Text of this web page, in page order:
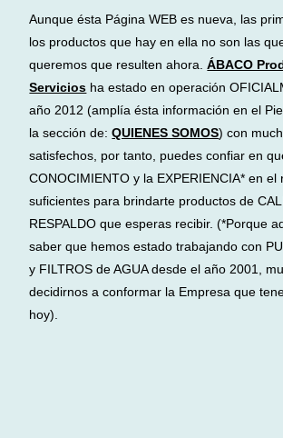
Aunque ésta Página WEB es nueva, las
los productos que hay en ella no son las
queremos que resulten ahora.ÁBACO
Servicios ha estado en operación
año 2012 (amplía ésta información en el
la sección de:QUIENES SOMOS) con
satisfechos, por tanto, puedes confiar en
CONOCIMIENTO y la EXPERIENCIA* en el
suficientes para brindarte productos de
RESPALDO que esperas recibir. (*Porque
saber que hemos estado trabajando con
y FILTROS de AGUA desde el año 2001,
decidirnos a conformar la Empresa que
hoy).